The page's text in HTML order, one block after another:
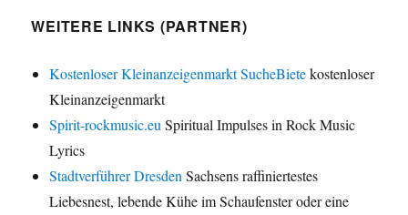
WEITERE LINKS (PARTNER)
Kostenloser Kleinanzeigenmarkt SucheBietekostenloser
Kleinanzeigenmarkt
Spirit-rockmusic.eu Spiritual Impulses in Rock Music
Lyrics
Stadtverführer Dresden Sachsens raffiniertestes
Liebesnest, lebende Kühe im Schaufenster oder eine